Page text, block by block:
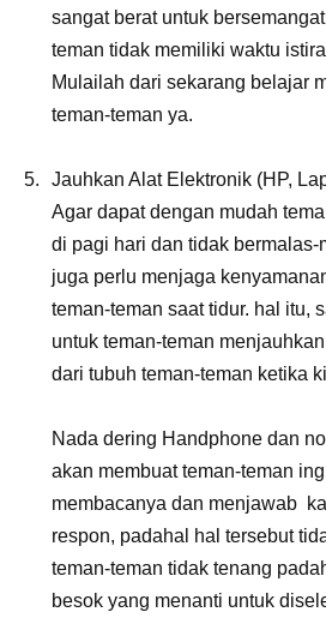
sangat berat untuk
teman tidak memiliki waktu
Mulailah dari sekarang belajar
teman-teman ya.
Jauhkan Alat Elektronik (HP,
Agar dapat dengan mudah
di pagi hari dan tidak bermalas-
juga perlu menjaga
teman-teman saat tidur. hal itu,
untuk teman-teman
dari tubuh teman-teman ketika
Nada dering Handphone dan
akan membuat teman-teman
membacanya dan menjawab
respon, padahal hal tersebut
teman-teman tidak tenang
besok yang menanti untuk